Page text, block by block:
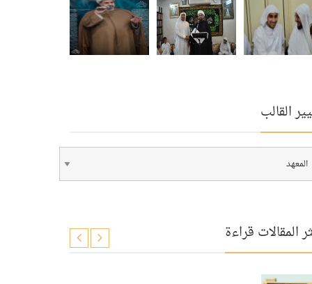
القالب
المقالات قراءة